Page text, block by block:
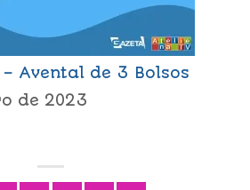
Avental de 3 Bolsos
de 2023